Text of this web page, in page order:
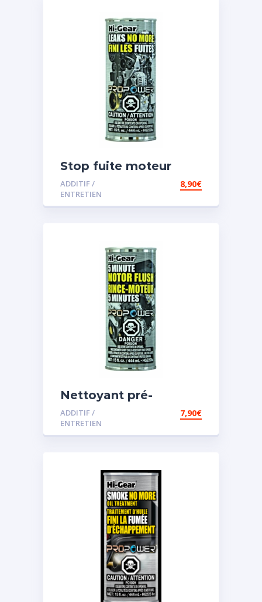
Stop fuite moteur
ADDITIF /
ENTRETIEN
8,90€
Nettoyant pré-
vidange
ADDITIF /
ENTRETIEN
7,90€